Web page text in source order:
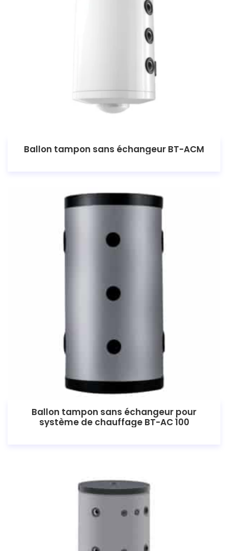
Ballon tampon sans échangeur BT-ACM
Ballon tampon sans échangeur pour
système de chauffage BT-AC 100